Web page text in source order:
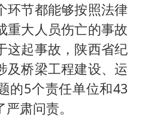
环节都能够按照法律
重大人员伤亡的事故
这起事故，陕西省纪
及桥梁工程建设、运
的5个责任单位和43
肃问责。